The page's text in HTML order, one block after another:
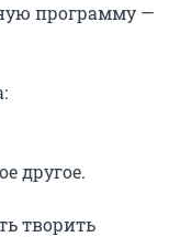
программу —
другое.
творить